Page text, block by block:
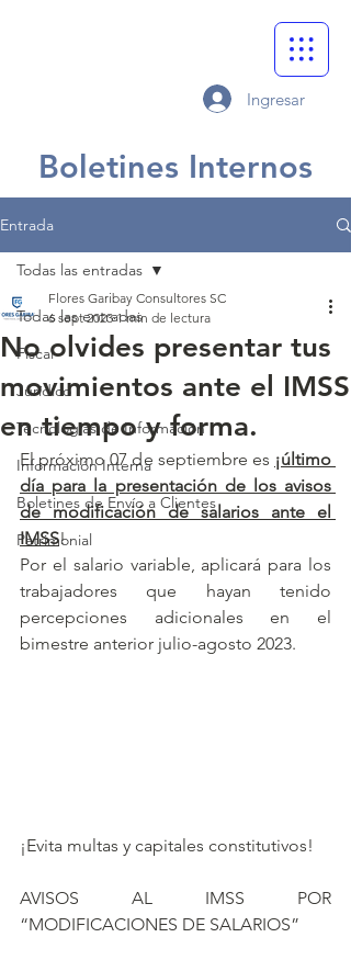
Ingresar
Boletines Internos
Entrada
Todas las entradas
Fiscal
Jurídico
Tecnologías de Información
Información Interna
Boletines de Envío a Clientes
Patrimonial
Todas las entradas
No olvides presentar tus
movimientos ante el IMSS
en tiempo y forma.
Flores Garibay Consultores SC
6 sept 2023 1 min de lectura
El próximo 07 de septiembre es ¡último
día para la presentación de los avisos
de modificación de salarios ante el
IMSS!
Por el salario variable, aplicará para los
trabajadores que hayan tenido
percepciones adicionales en el
bimestre anterior julio-agosto 2023.
¡Evita multas y capitales constitutivos!
AVISOS AL IMSS POR
“MODIFICACIONES DE SALARIOS”